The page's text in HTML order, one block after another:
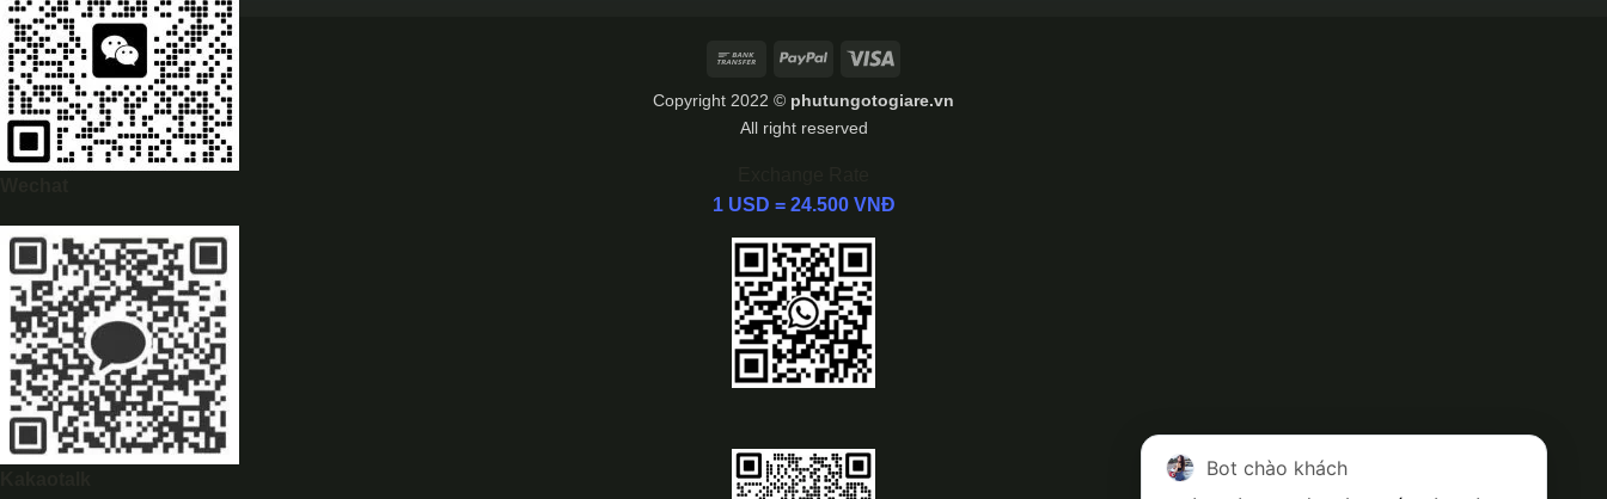
Bank
PayPal
Copyright 2022 © phutungotogiare.vn
All right reserved
1 USD = 24.500 VNĐ
WhatsApp 0944628333
Bot chào khách